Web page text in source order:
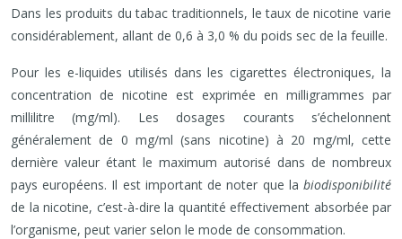
Dans les produits du tabac traditionnels, le taux de nicotine varie
considérablement, allant de 0,6 à 3,0 % du poids sec de la feuille.
Pour les e-liquides utilisés dans les cigarettes électroniques, la
concentration de nicotine est exprimée en milligrammes par
millilitre (mg/ml). Les dosages courants s’échelonnent
généralement de 0 mg/ml (sans nicotine) à 20 mg/ml, cette
dernière valeur étant le maximum autorisé dans de nombreux
pays européens. Il est important de noter que la biodisponibilité
de la nicotine, c’est-à-dire la quantité effectivement absorbée par
l’organisme, peut varier selon le mode de consommation.